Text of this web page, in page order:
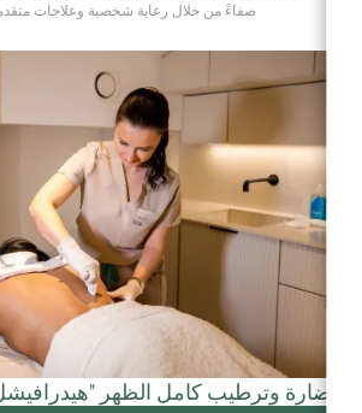
صفاءً من خلال رعاية شخصية وعلاجات متقدمة
نضارة وترطيب كامل الظهر "هيدرافيشل